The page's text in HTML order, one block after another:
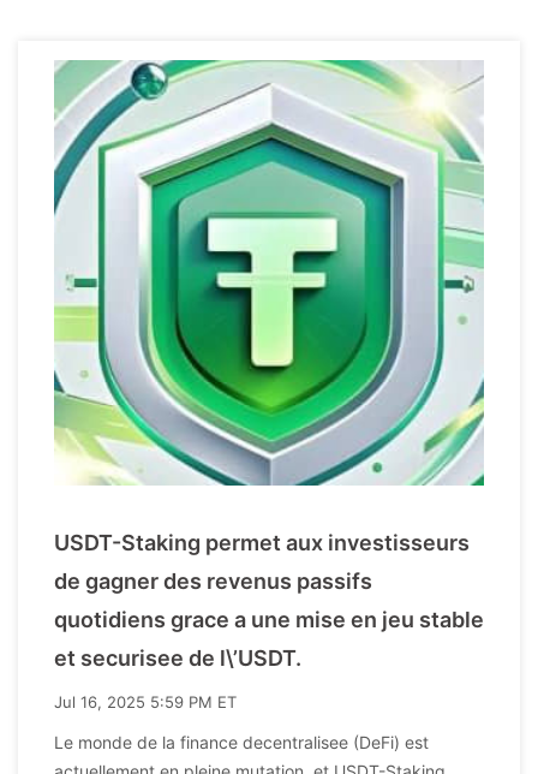
USDT-Staking permet aux investisseurs
de gagner des revenus passifs
quotidiens grace a une mise en jeu stable
et securisee de l\’USDT.
Jul 16, 2025 5:59 PM ET
Le monde de la finance decentralisee (DeFi) est